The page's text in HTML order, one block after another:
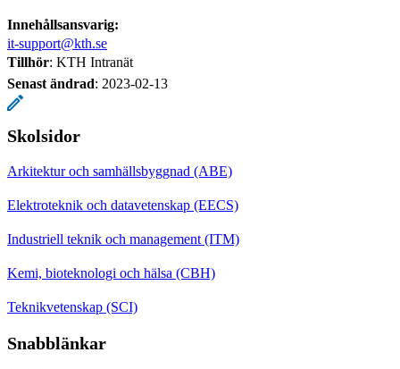
Innehållsansvarig:
it-support@kth.se
Tillhör: KTH Intranät
Senast ändrad: 2023-02-13
Skolsidor
Arkitektur och samhällsbyggnad (ABE)
Elektroteknik och datavetenskap (EECS)
Industriell teknik och management (ITM)
Kemi, bioteknologi och hälsa (CBH)
Teknikvetenskap (SCI)
Snabblänkar